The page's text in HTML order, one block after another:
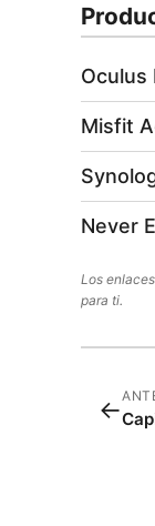
Oculus
Misfit
Never
Los
para ti.
←